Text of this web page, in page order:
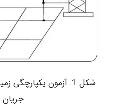
شکل 1. آزمون یکپارچگی
جریان